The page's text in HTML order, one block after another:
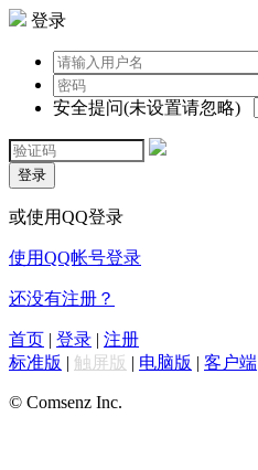
登录
安全提问(未设置请忽略)
登录
或使用QQ登录
使用QQ帐号登录
还没有注册？
首页 | 登录 | 注册
标准版 | 触屏版 | 电脑版 | 客户端
© Comsenz Inc.